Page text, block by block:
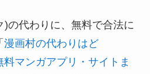
)の代わりに、無料で合法に
漫画村の代わりはど
マンガアプリ・サイトま